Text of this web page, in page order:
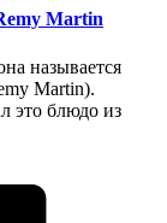
Martin
называется
Martin).
это блюдо из